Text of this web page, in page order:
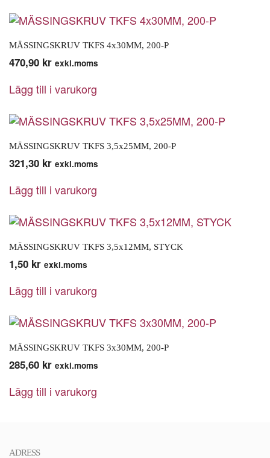
MÄSSINGSKRUV TKFS 4x30MM, 200-P
470,90 kr exkl.moms
Lägg till i varukorg
MÄSSINGSKRUV TKFS 3,5x25MM, 200-P
321,30 kr exkl.moms
Lägg till i varukorg
MÄSSINGSKRUV TKFS 3,5x12MM, STYCK
1,50 kr exkl.moms
Lägg till i varukorg
MÄSSINGSKRUV TKFS 3x30MM, 200-P
285,60 kr exkl.moms
Lägg till i varukorg
ADRESS